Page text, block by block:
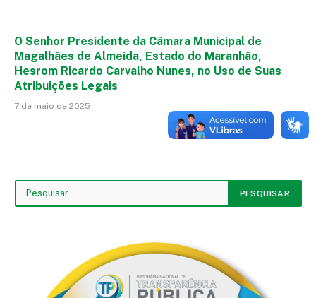
O Senhor Presidente da Câmara Municipal de
Magalhães de Almeida, Estado do Maranhão,
Hesrom Ricardo Carvalho Nunes, no Uso de Suas
Atribuições Legais
7 de maio de 2025